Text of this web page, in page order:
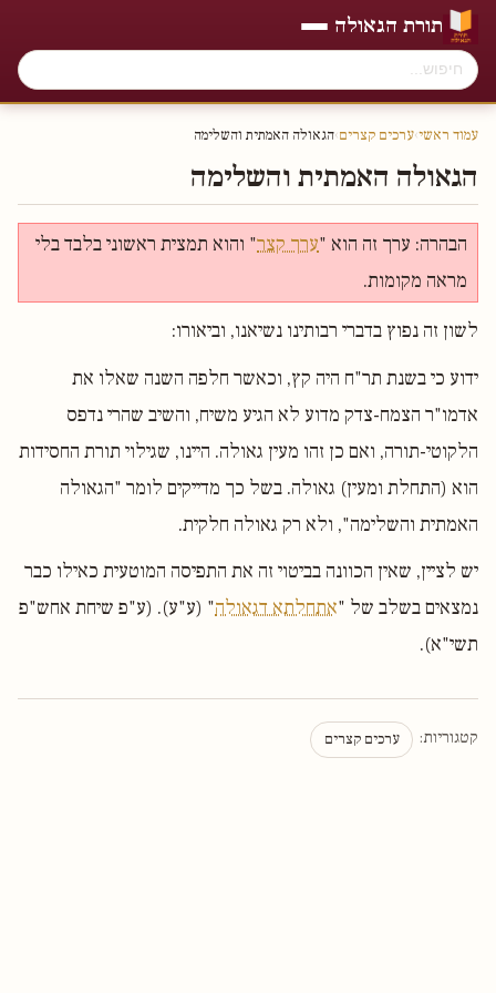
תורת הגאולה
עמוד ראשי›ערכים קצרים›הגאולה האמתית והשלימה
הגאולה האמתית והשלימה
הבהרה: ערך זה הוא "ערך קצר" והוא תמצית ראשוני בלבד בלי
מראה מקומות.
לשון זה נפוץ בדברי רבותינו נשיאנו, וביאורו:
ידוע כי בשנת תר"ח היה קץ, וכאשר חלפה השנה שאלו את
אדמו"ר הצמח-צדק מדוע לא הגיע משיח, והשיב שהרי נדפס
הלקוטי-תורה, ואם כן זהו מעין גאולה. היינו, שגילוי תורת החסידות
הוא (התחלת ומעין) גאולה. בשל כך מדייקים לומר "הגאולה
האמתית והשלימה", ולא רק גאולה חלקית.
יש לציין, שאין הכוונה בביטוי זה את התפיסה המוטעית כאילו כבר
נמצאים בשלב של "אתחלתא דגאולה" (ע"ע). (ע"פ שיחת אחש"פ
תשי"א).
קטגוריות: ערכים קצרים